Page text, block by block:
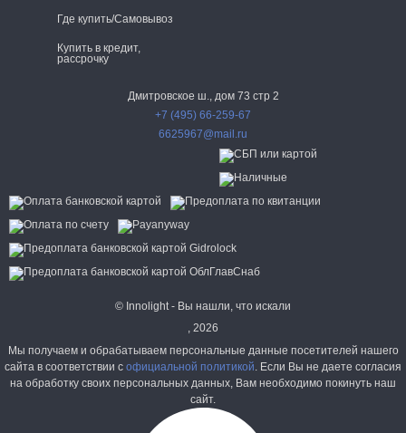
Где купить/Самовывоз
Купить в кредит,
рассрочку
Дмитровское ш., дом 73 стр 2
+7 (495) 66-259-67
6625967@mail.ru
© Innolight - Вы нашли, что искали
, 2026
Мы получаем и обрабатываем персональные данные посетителей нашего
сайта в соответствии с официальной политикой. Если Вы не даете согласия
на обработку своих персональных данных, Вам необходимо покинуть наш
сайт.